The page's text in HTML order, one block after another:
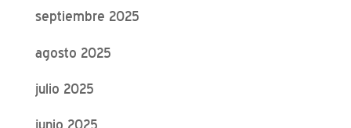
septiembre 2025
agosto 2025
julio 2025
junio 2025